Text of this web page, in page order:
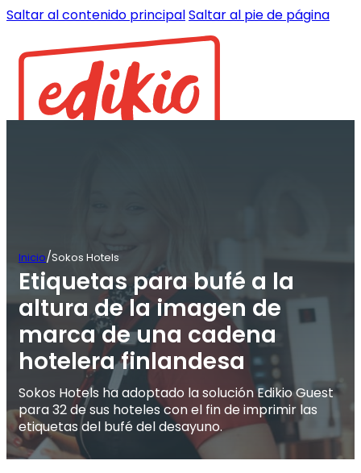
Saltar al contenido principalSaltar al pie de página
Inicio/Sokos Hotels
Etiquetas para bufé a la
altura de la imagen de
marca de una cadena
hotelera finlandesa
Sokos Hotels ha adoptado la solución Edikio Guest
para 32 de sus hoteles con el fin de imprimir las
etiquetas del bufé del desayuno.